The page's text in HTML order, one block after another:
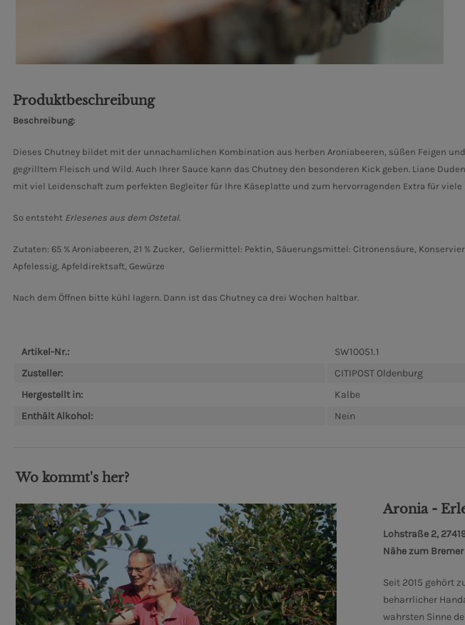
Produktbeschreibung
Beschreibung:
Dieses Chutney bildet mit der unnachamlichen Kombination aus herben Aroniabeeren, süßen Feigen
gegrilltem Fleisch und Wild. Auch Ihrer Sauce kann das Chutney den besonderen Kick geben. Liane
mit viel Leidenschaft zum perfekten Begleiter für Ihre Käseplatte und zum hervorragenden Extra für
So entsteht Erlesenes aus dem Ostetal.
Zutaten: 65 % Aroniabeeren, 21 % Zucker, Geliermittel: Pektin, Säuerungsmittel: Citronensäure,
Apfelessig, Apfeldirektsaft, Gewürze
Nach dem Öffnen bitte kühl lagern. Dann ist das Chutney ca drei Wochen haltbar.
Artikel-Nr.:
SW10051.1
Zusteller:
CITIPOST Oldenburg
Hergestellt in:
Kalbe
Enthält Alkohol:
Nein
Wo kommt's her?
Aronia -
Lohstraße 2,
Nähe zum
Seit 2015 gehört
beharrlicher
wahrsten Sinne